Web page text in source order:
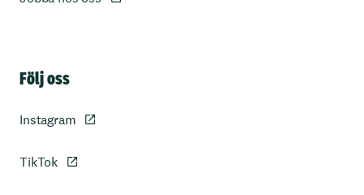
Följ oss
Instagram
TikTok